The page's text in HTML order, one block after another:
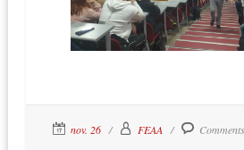
nov. 26 FEAA